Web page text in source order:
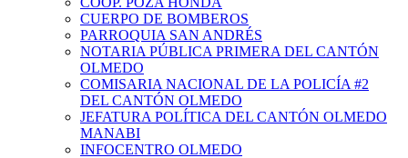
CUERPO DE BOMBEROS
PARROQUIA SAN ANDRÉS
NOTARIA PÚBLICA PRIMERA DEL CANTÓN
OLMEDO
COMISARIA NACIONAL DE LA POLICÍA #2
DEL CANTÓN OLMEDO
JEFATURA POLÍTICA DEL CANTÓN OLMEDO
MANABI
INFOCENTRO OLMEDO